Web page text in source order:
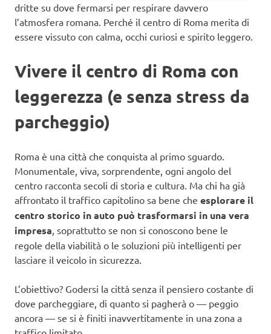
dritte su dove fermarsi per respirare davvero
l’atmosfera romana. Perché il centro di Roma merita di
essere vissuto con calma, occhi curiosi e spirito leggero.
Vivere il centro di Roma con
leggerezza (e senza stress da
parcheggio)
Roma è una città che conquista al primo sguardo.
Monumentale, viva, sorprendente, ogni angolo del
centro racconta secoli di storia e cultura. Ma chi ha già
affrontato il traffico capitolino sa bene che esplorare il
centro storico in auto può trasformarsi in una vera
impresa, soprattutto se non si conoscono bene le
regole della viabilità o le soluzioni più intelligenti per
lasciare il veicolo in sicurezza.
L’obiettivo? Godersi la città senza il pensiero costante di
dove parcheggiare, di quanto si pagherà o — peggio
ancora — se si è finiti inavvertitamente in una zona a